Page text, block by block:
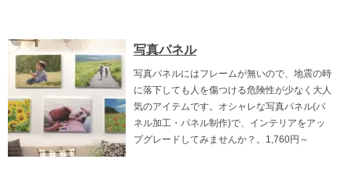
写真パネル
写真パネルにはフレームが無いので、地震の時
に落下しても人を傷つける危険性が少なく大人
気のアイテムです。オシャレな写真パネル(パ
ネル加工・パネル制作)で、インテリアをアッ
プグレードしてみませんか？。1,760円～